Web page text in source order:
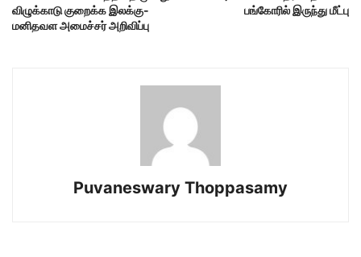
விழுக்காடு குறைக்க இலக்கு-
மனிதவள அமைச்சர் அறிவிப்பு
பங்கோரில் இருந்து மீட்பு
Puvaneswary Thoppasamy